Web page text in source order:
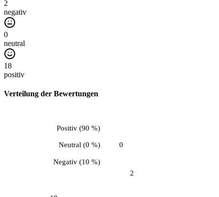
2
negativ
0
neutral
18
positiv
Verteilung der Bewertungen
2
Negativ(10 %)
0
Neutral(0 %)
Positiv(90 %)